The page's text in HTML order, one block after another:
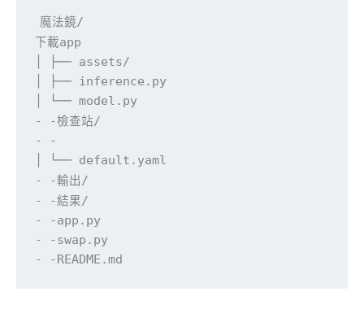
魔法鏡/
下載app
│ ├── assets/
│ ├── inference.py
│ └── model.py
- -檢查站/
- -
│ └── default.yaml
- -輸出/
- -結果/
- -app.py
- -swap.py
- -README.md